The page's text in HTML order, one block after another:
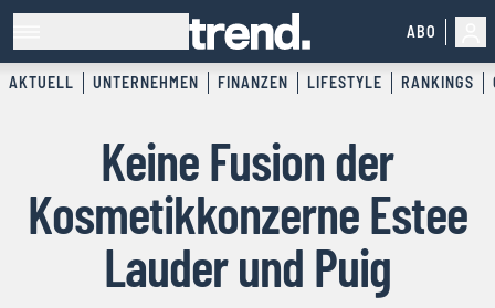
ABO
AKTUELL UNTERNEHMEN FINANZEN LIFESTYLE RANKINGS
Keine Fusion der
Kosmetikkonzerne Estee
Lauder und Puig